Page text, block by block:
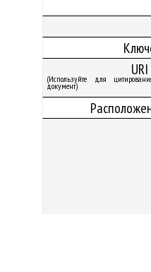
(Используйте для
документ)